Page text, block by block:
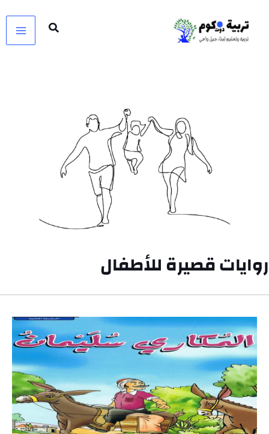
المحتوى
روايات قصيرة للأطفال